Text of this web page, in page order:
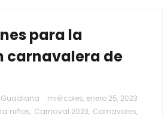
para la
carnavalera de
miércoles, enero 25, 2023
niños, Carnaval 2023, Carnavales,